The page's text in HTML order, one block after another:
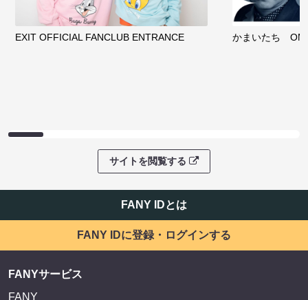
EXIT OFFICIAL FANCLUB ENTRANCE かまいたち
サイトを閲覧する
FANY IDとは
FANY IDに登録・ログインする
FANYサービス
FANY